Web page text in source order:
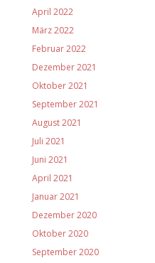
April 2022
März 2022
Februar 2022
Dezember 2021
Oktober 2021
September 2021
August 2021
Juli 2021
Juni 2021
April 2021
Januar 2021
Dezember 2020
Oktober 2020
September 2020